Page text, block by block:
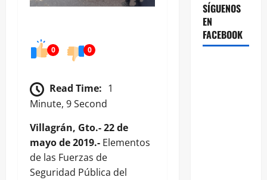
0 0
Read Time: 1
Minute, 9 Second
Villagrán, Gto.- 22 de
mayo de 2019.- Elementos
de las Fuerzas de
Seguridad Pública del
SÍGUENOS
EN
FACEBOOK